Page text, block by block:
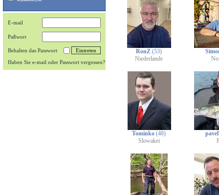
E-mail
Paßwort
Behalten das Passwort
Haben Sie e-mail oder Passwort vergessen?
RonZ (53)
Niederlande
Tominko (48)
Slowakei